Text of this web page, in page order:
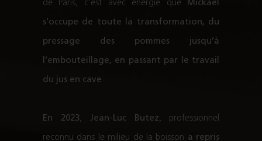
de Paris, c’est avec énergie que Mickaël
s’occupe de toute la transformation, du
pressage des pommes jusqu’à
l’embouteillage, en passant par le travail
du jus en cave .
En 2023 , Jean-Luc Butez , professionnel
reconnu dans le milieu de la boisson a repris